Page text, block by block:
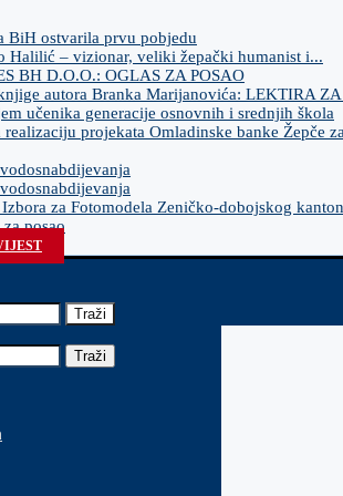
BiH ostvarila prvu pobjedu
Halilić – vizionar, veliki žepački humanist i...
BH D.O.O.: OGLAS ZA POSAO
autora Branka Marijanovića: LEKTIRA
učenika generacije osnovnih i srednjih škola
projekata Omladinske banke Žepče
za Fotomodela Zeničko-dobojskog
posao
Traži
Traži